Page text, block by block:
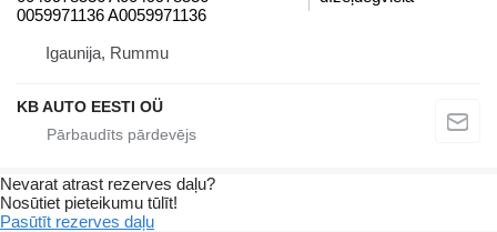
0059971136 A0059971136
Igaunija, Rummu
KB AUTO EESTI OÜ
Nevarat atrast rezerves daļu?
Nosūtiet pieteikumu tūlīt!
Pasūtīt rezerves daļu